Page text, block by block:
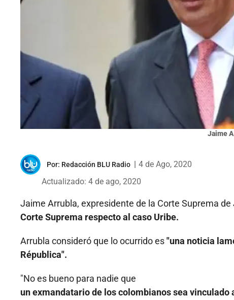
Jaime
Por: Redacción BLU Radio
4 de Ago, 2020
Actualizado: 4 de ago, 2020
Jaime Arrubla, expresidente de la Corte Suprema
Corte Suprema respecto al caso Uribe.
Arrubla consideró que lo ocurrido es"una noticia
Républica".
"No es bueno para nadie que
un exmandatario de los colombianos sea